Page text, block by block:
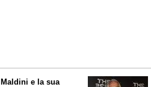
Maldini e la sua